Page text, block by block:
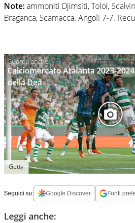
Note:ammoniti Djimsiti, Toloi,
Braganca, Scamacca. Angoli 7-7.
Calciomercato Atalanta 2023-
della Dea
Getty
Seguici su: Google Discover Fonti
Leggi anche: